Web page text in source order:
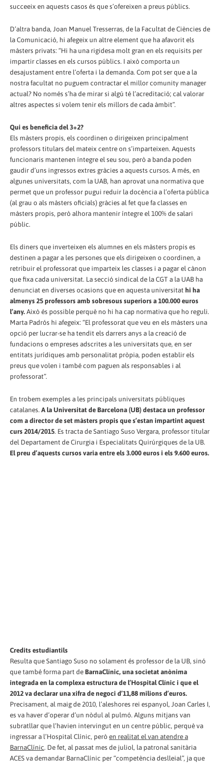
succeeix en aquests casos és que s’ofereixen a preus públics.
D’altra banda, Joan Manuel Tresserras, de la Facultat de Ciències de
la Comunicació, hi afegeix un altre element que ha afavorit els
màsters privats: “Hi ha una rigidesa molt gran en els requisits per
impartir classes en els cursos públics. I això comporta un
desajustament entre l’oferta i la demanda. Com pot ser que a la
nostra facultat no puguem contractar el millor comunity manager
actual? No només s’ha de mirar si algú té l’acreditació; cal valorar
altres aspectes si volem tenir els millors de cada àmbit”.
Qui es beneficia del 3+2?
Els màsters propis, els coordinen o dirigeixen principalment
professors titulars del mateix centre on s’imparteixen. Aquests
funcionaris mantenen íntegre el seu sou, però a banda poden
gaudir d’uns ingressos extres gràcies a aquests cursos. A més, en
algunes universitats, com la UAB, han aprovat una normativa que
permet que un professor pugui reduir la docència a l’oferta pública
(al grau o als màsters oficials) gràcies al fet que fa classes en
màsters propis, però alhora mantenir íntegre el 100% de salari
públic.
Els diners que inverteixen els alumnes en els màsters propis es
destinen a pagar a les persones que els dirigeixen o coordinen, a
retribuir el professorat que imparteix les classes i a pagar el cànon
que fixa cada universitat. La secció sindical de la CGT a la UAB ha
denunciat en diverses ocasions que en aquesta universitat hi ha
almenys 25 professors amb sobresous superiors a 100.000 euros
l’any.Això és possible perquè no hi ha cap normativa que ho reguli.
Marta Padrós hi afegeix: “El professorat que veu en els màsters una
opció per lucrar-se ha tendit els darrers anys a la creació de
fundacions o empreses adscrites a les universitats que, en ser
entitats jurídiques amb personalitat pròpia, poden establir els
preus que volen i també com paguen als responsables i al
professorat”.
En trobem exemples a les principals universitats públiques
catalanes. A la Universitat de Barcelona (UB) destaca un professor
com a director de set màsters propis que s’estan impartint aquest
curs 2014/2015. Es tracta de Santiago Suso Vergara, professor titular
del Departament de Cirurgia i Especialitats Quirúrgiques de la UB.
El preu d’aquests cursos varia entre els 3.000 euros i els 9.600 euros.
Credits estudiantils
Resulta que Santiago Suso no solament és professor de la UB, sinó
que també forma part de BarnaClínic, una societat anònima
integrada en la complexa estructura de l’Hospital Clínic i que el
2012 va declarar una xifra de negoci d’11,88 milions d’euros.
Precisament, al maig de 2010, l’aleshores rei espanyol, Joan Carles I,
es va haver d’operar d’un nòdul al pulmó. Alguns mitjans van
subratllar que l’havien intervingut en un centre públic, perquè va
ingressar a l’Hospital Clínic, però en realitat el van atendre a
BarnaClínic. De fet, al passat mes de juliol, la patronal sanitària
ACES va demandar BarnaClínic per “competència deslleial”, ja que